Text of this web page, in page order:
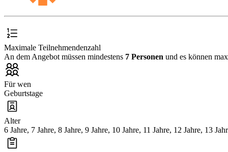
Maximale Teilnehmendenzahl
An dem Angebot müssen mindestens 7 Personen und es können
Für wen
Geburtstage
Alter
6 Jahre, 7 Jahre, 8 Jahre, 9 Jahre, 10 Jahre, 11 Jahre, 12 Jahre, 13